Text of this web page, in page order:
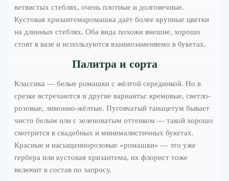
ветвистых стеблях, очень плотные и долговечные.
Кустовая хризантемаромашка даёт более крупные цветки
на длинных стеблях. Оба вида похожи внешне, хорошо
стоят в вазе и используются взаимозаменяемо в букетах.
Палитра и сорта
Классика — белые ромашки с жёлтой серединкой. Но в
срезке встречаются и другие варианты: кремовые, светло-
розовые, лимонно-жёлтые. Пуговчатый танацетум бывает
чисто белым или с зеленоватым оттенком — такой хорошо
смотрится в свадебных и минималистичных букетах.
Красные и насыщеннорозовые «ромашки» — это уже
гербера или кустовая хризантема, их флорист тоже
включит в состав по запросу.